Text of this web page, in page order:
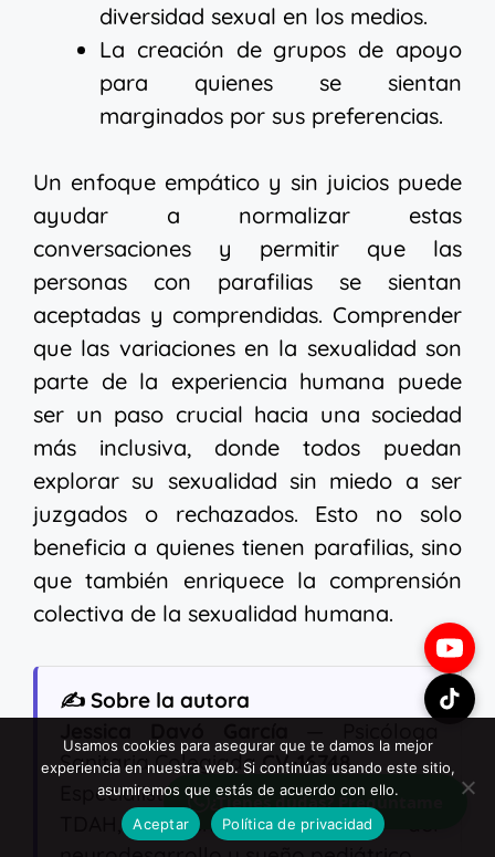
diversidad sexual en los medios.
La creación de grupos de apoyo
para quienes se sientan
marginados por sus preferencias.
Un enfoque empático y sin juicios puede
ayudar a normalizar estas
conversaciones y permitir que las
personas con parafilias se sientan
aceptadas y comprendidas. Comprender
que las variaciones en la sexualidad son
parte de la experiencia humana puede
ser un paso crucial hacia una sociedad
más inclusiva, donde todos puedan
explorar su sexualidad sin miedo a ser
juzgados o rechazados. Esto no solo
beneficia a quienes tienen parafilias, sino
que también enriquece la comprensión
colectiva de la sexualidad humana.
✍️ Sobre la autora
Sanitaria ColegiadaCV-16748.
Especialista en psicología infantil,
TDAH, autismo, síndromes del
¿Tienes dudas? Pregúntame
Usamos cookies para asegurar que te damos la mejor
experiencia en nuestra web. Si continúas usando este sitio,
asumiremos que estás de acuerdo con ello.
Aceptar
Política de privacidad